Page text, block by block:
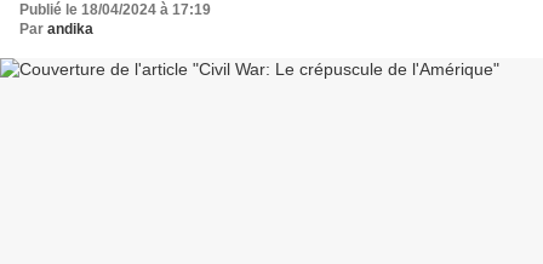
Publié le 18/04/2024 à 17:19
Par andika